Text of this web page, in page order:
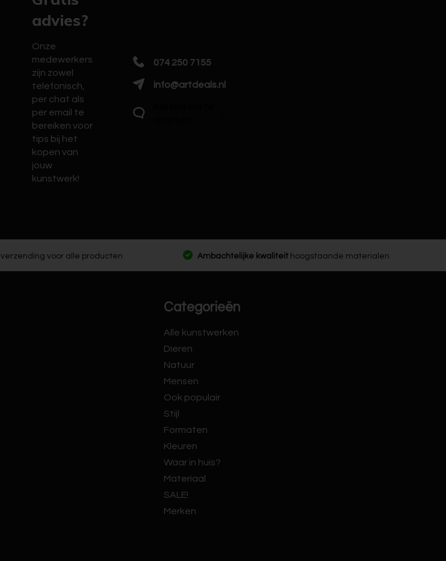
advies?
Onze
medewerkers
zijn zowel
telefonisch,
per chat als
per email te
bereiken voor
tips bij het
kopen van
jouw
kunstwerk!
074 250 7155
info@artdeals.nl
verzending voor alle producten Ambachtelijke kwaliteit hoogstaande materialen
Categorieën
Alle kunstwerken
Dieren
Natuur
Mensen
Ook populair
Stijl
Formaten
Kleuren
Waar in huis?
Materiaal
SALE!
Merken